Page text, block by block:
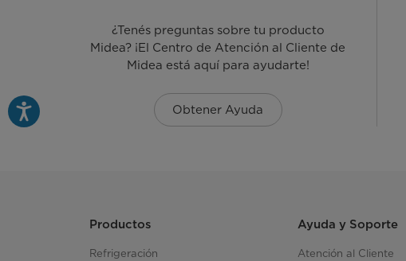
¿Tenés preguntas sobre tu producto
Midea? ¡El Centro de Atención al Cliente de
Midea está aquí para ayudarte!
Obtener Ayuda
Productos
Refrigeración
Ayuda y Soporte
Atención al Cliente